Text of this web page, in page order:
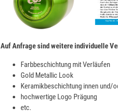
Auf Anfrage sind weitere individuelle
Farbbeschichtung mit Verläufen
Gold Metallic Look
Keramikbeschichtung innen und/
hochwertige Logo Prägung
etc.